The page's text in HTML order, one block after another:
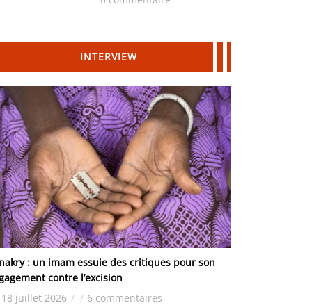
INTERVIEW
: un imam essuie des critiques pour son
contre l’excision
18 juillet 2026 / / 6 commentaires